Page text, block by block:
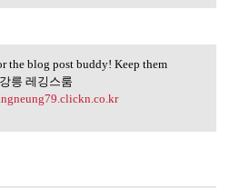
the blog post
the blog post buddy! Keep them
릉 레깅스룸